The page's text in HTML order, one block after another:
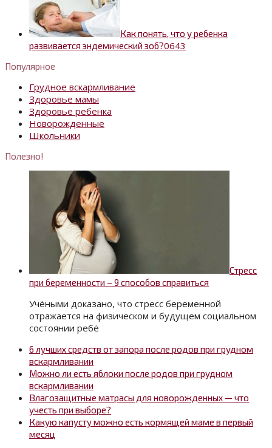
Как понять, что у ребенка
развивается эндемический зоб?0643
Популярное
Грудное вскармливание
Здоровье мамы
Здоровье ребенка
Новорожденные
Школьники
Полезно!
Стресс
при беременности – 9 способов справиться
Учёными доказано, что стресс беременной
отражается на физическом и будущем социальном
состоянии ребё
6 лучших средств от запора после родов при грудном
вскармливании
Можно ли есть яблоки после родов при грудном
вскармливании
Влагозащитные матрасы для новорожденных — что
учесть при выборе?
Какую капусту можно есть кормящей маме в первый
месяц